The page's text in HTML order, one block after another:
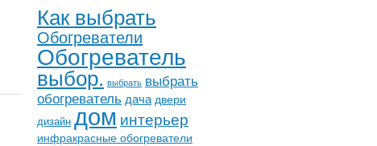
Как выбрать
Обогреватели
Обогреватель
выбор. выбрать выбрать
обогреватель дача двери
дизайн доминтерьер
инфракрасные обогреватели